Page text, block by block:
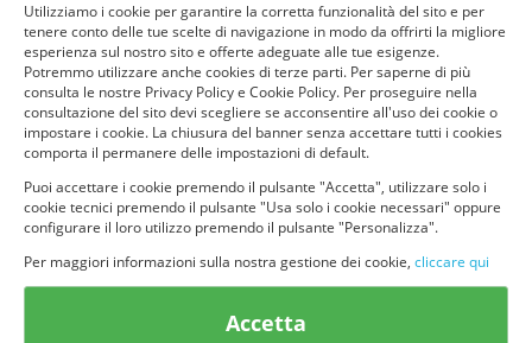
© provaprodottigratis.it 2023 | All Rights Reserved.
Categorie in evidenza
Alimenti e bevande
Utilizziamo i cookie per garantire la corretta funzionalità del sito e per
tenere conto delle tue scelte di navigazione in modo da offrirti la migliore
esperienza sul nostro sito e offerte adeguate alle tue esigenze.
Potremmo utilizzare anche cookies di terze parti. Per saperne di più
consulta le nostre Privacy Policy e Cookie Policy. Per proseguire nella
consultazione del sito devi scegliere se acconsentire all'uso dei cookie o
impostare i cookie. La chiusura del banner senza accettare tutti i cookies
comporta il permanere delle impostazioni di default.
Puoi accettare i cookie premendo il pulsante "Accetta", utilizzare solo i
cookie tecnici premendo il pulsante "Usa solo i cookie necessari" oppure
configurare il loro utilizzo premendo il pulsante "Personalizza".
Per maggiori informazioni sulla nostra gestione dei cookie, cliccare qui
Accetta